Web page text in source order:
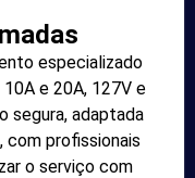
especializado
e 20A, 127V e
segura, adaptada
com profissionais
o serviço com